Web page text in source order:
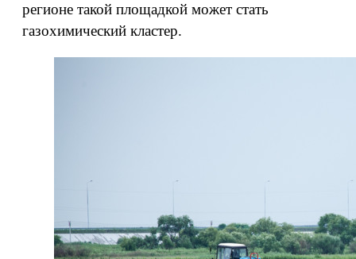
регионе такой площадкой может стать
газохимический кластер.